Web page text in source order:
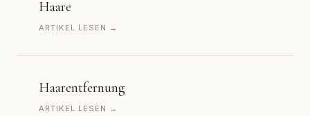
Haare
ARTIKEL LESEN →
Haarentfernung
ARTIKEL LESEN →